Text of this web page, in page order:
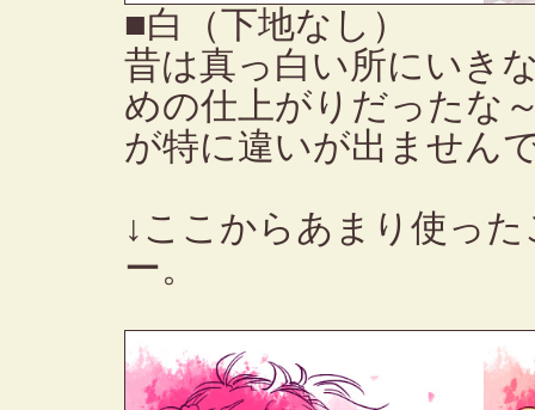
■白（下地なし）
昔は真っ白い所にいき
めの仕上がりだったな
が特に違いが出ません
↓ここからあまり使っ
ー。